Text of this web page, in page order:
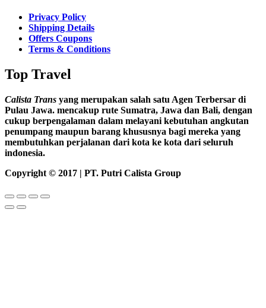
Privacy Policy
Shipping Details
Offers Coupons
Terms & Conditions
Top Travel
Calista Trans yang merupakan salah satu Agen Terbersar di
Pulau Jawa. mencakup rute Sumatra, Jawa dan Bali, dengan
cukup berpengalaman dalam melayani kebutuhan angkutan
penumpang maupun barang khususnya bagi mereka yang
membutuhkan perjalanan dari kota ke kota dari seluruh
indonesia.
Copyright © 2017 | PT. Putri Calista Group